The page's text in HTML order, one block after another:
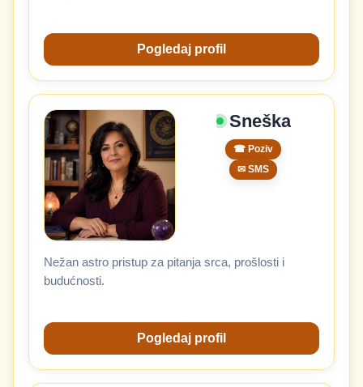
Pogledaj profil
Sneška
☎ Poziv
✉ SMS
Nežan astro pristup za pitanja srca, prošlosti i
budućnosti.
Pogledaj profil